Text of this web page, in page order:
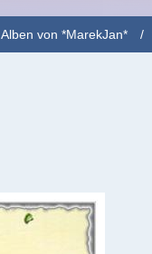
Alben von *MarekJan*